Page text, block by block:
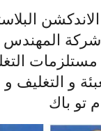
شركة
مستلزمات
و التغليف
تو باك